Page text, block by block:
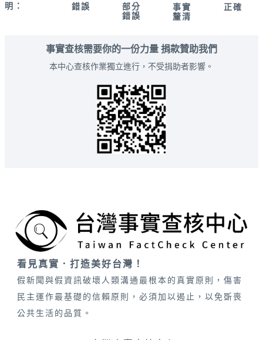
明：
錯誤
部分
錯誤
事實
釐清
正確
事實查核需要你的一份力量 捐款贊助我們
本中心查核作業獨立進行，不受捐助者影響。
看見真實．打造美好台灣！
假新聞與假資訊破壞人類溝通最根本的真實原則，傷害
民主運作最基礎的信賴原則，必須加以遏止，以免斲喪
公共生活的品質。